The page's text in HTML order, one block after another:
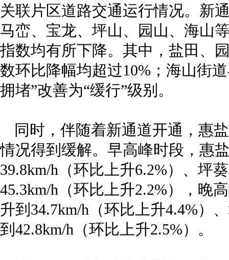
关联片区道路交通运行情况。新
马峦、宝龙、坪山、园山、海山
指数均有所下降。其中，盐田、
数环比降幅均超过10%；海山街
拥堵”改善为“缓行”级别。
同时，伴随着新通道开通，惠
情况得到缓解。早高峰时段，惠
39.8km/h（环比上升6.2%）、坪
45.3km/h（环比上升2.2%），晚
升到34.7km/h（环比上升4.4%）
到42.8km/h（环比上升2.5%）。